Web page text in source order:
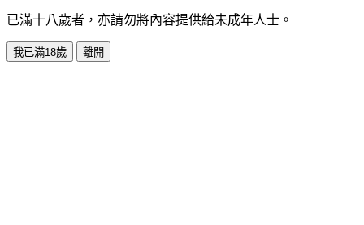
已滿十八歲者，亦請勿將內容提供給未成年人士。
我已滿18歲 離開